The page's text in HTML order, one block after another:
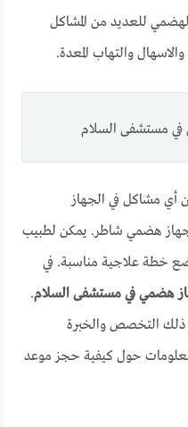
للعديد من المشاكل
والتهاب المعدة.
مستشفى السلام
أي مشاكل في الجهاز
هضمي شاطر. يمكن لطبيب
خطة علاجية مناسبة. في
هضمي في مستشفى السلام.
ذلك التخصص والخبرة
حول كيفية حجز موعد